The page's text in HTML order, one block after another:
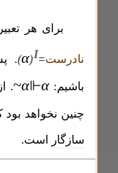
برای هر
(α)I=نادرست .
باشیم: ~α⊩α
.
چنین نخواهد بود
سازگار
است.